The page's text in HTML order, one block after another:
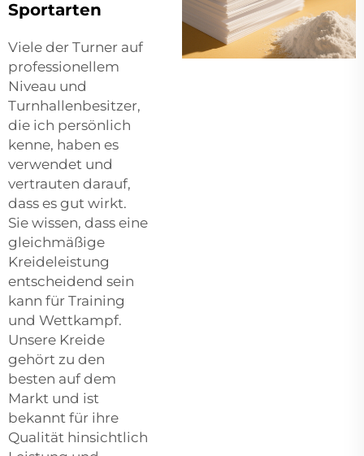
Sportarten
Viele der Turner auf
professionellem
Niveau und
Turnhallenbesitzer,
die ich persönlich
kenne, haben es
verwendet und
vertrauten darauf,
dass es gut wirkt.
Sie wissen, dass eine
gleichmäßige
Kreideleistung
entscheidend sein
kann für Training
und Wettkampf.
Unsere Kreide
gehört zu den
besten auf dem
Markt und ist
bekannt für ihre
Qualität hinsichtlich